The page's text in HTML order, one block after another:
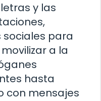
y las
para
a la
hasta
con mensajes